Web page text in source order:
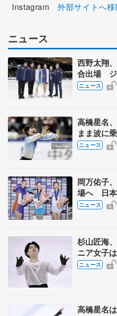
Instagram
外部サイトへ
ニュース
西野太翔
合出場
花凜らデビ
ニュース
高橋星名
まま波に
技を」【
ニュース
岡万佑子
場へ 日本
表 全日本
ニュース
杉山匠海
ニア女子
が制す 西
ニュース
高橋星名